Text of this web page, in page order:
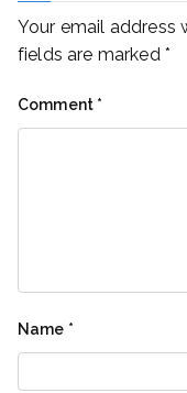
Your email address
fields are marked *
Comment *
Name *